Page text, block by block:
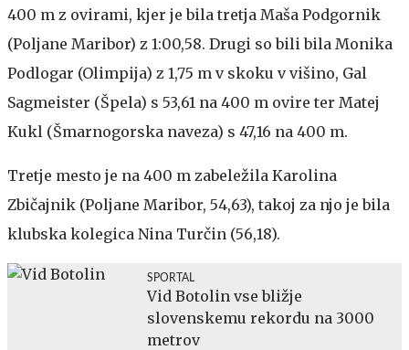
400 m z ovirami, kjer je bila tretja Maša Podgornik
(Poljane Maribor) z 1:00,58. Drugi so bili bila Monika
Podlogar (Olimpija) z 1,75 m v skoku v višino, Gal
Sagmeister (Špela) s 53,61 na 400 m ovire ter Matej
Kukl (Šmarnogorska naveza) s 47,16 na 400 m.
Tretje mesto je na 400 m zabeležila Karolina
Zbičajnik (Poljane Maribor, 54,63), takoj za njo je bila
klubska kolegica Nina Turčin (56,18).
SPORTAL
Vid Botolin vse bližje
slovenskemu rekordu na 3000
metrov